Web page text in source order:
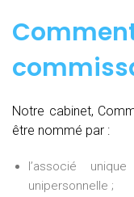
Notre cabinet,
être nommé par :
l’associé
unipersonnelle ;